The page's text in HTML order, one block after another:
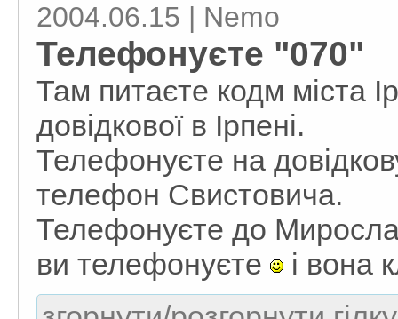
2004.06.15 | Nemo
Телефонуєте "070"
Там питаєте кодм міста
довідкової в Ірпені.
Телефонуєте на
телефон Свистовича.
Телефонуєте до
ви телефонуєте
і вона